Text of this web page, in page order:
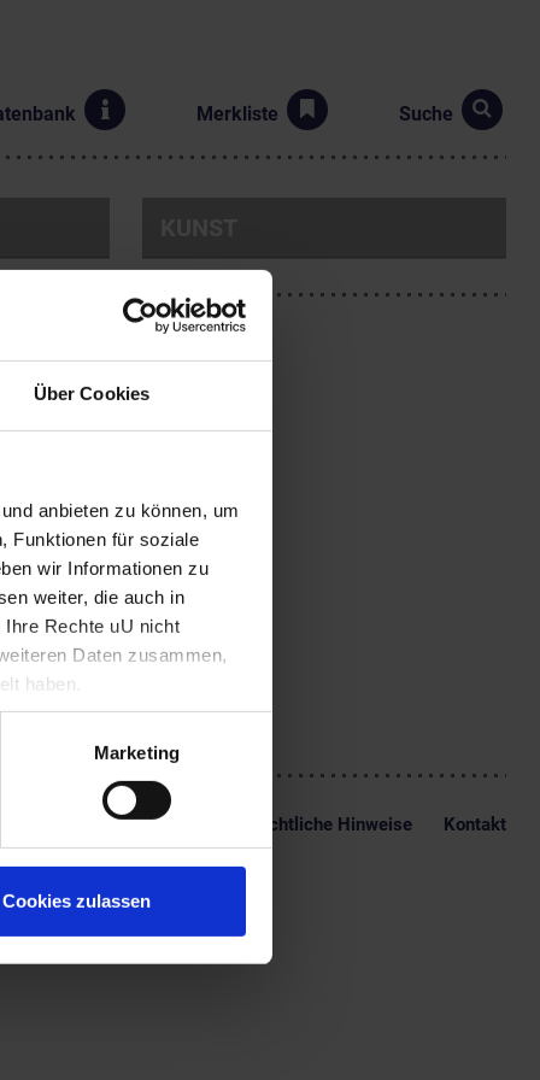
Über Cookies
anbieten zu können, um
Funktionen für soziale
wir Informationen zu
weiter, die auch in
Ihre Rechte uU nicht
Daten zusammen,
haben.
Marketing
Cookies zulassen
Merkliste Suche
wurde im
1751 bis 1753
um sich im
am Hof von Eichstätt
Schwerpunkt
Requiem, zahlreiche
sechs
Datenschutz Rechtliche Hinweise Kontakt